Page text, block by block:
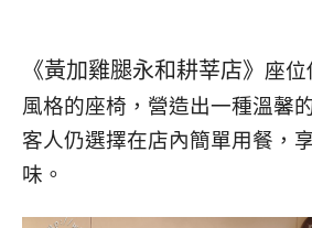
《黃加雞腿永和耕莘店》 座位
風格的座椅，營造出一種溫馨
客人仍選擇在店內簡單用餐，
味。